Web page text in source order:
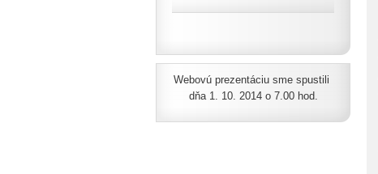
Webovú prezentáciu sme spustili
dňa 1. 10. 2014 o 7.00 hod.